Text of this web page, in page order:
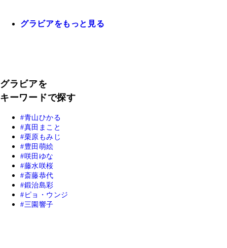
グラビアをもっと見る
グラビアを
キーワードで探す
青山ひかる
真田まこと
栗原もみじ
豊田萌絵
咲田ゆな
藤水咲桜
斎藤恭代
鍛治島彩
ピョ・ウンジ
三園響子